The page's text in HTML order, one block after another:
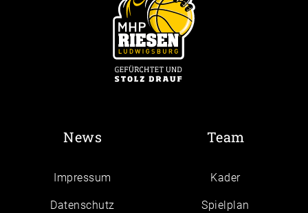
News
Impressum
Daten­schutz
Team
Kader
Spielplan